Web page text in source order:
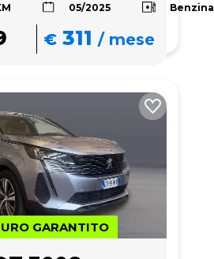
05/2025 Benzina
€ 311 /mese
GARANTITO